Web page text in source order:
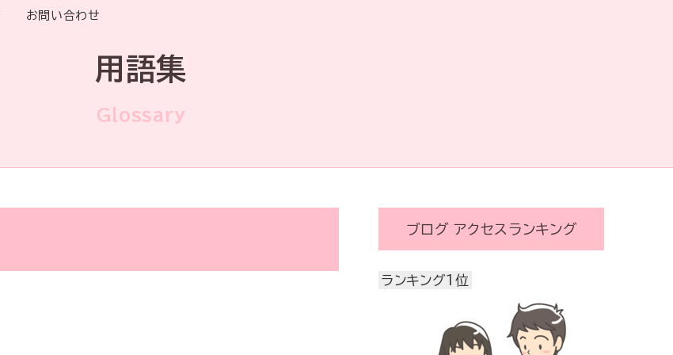
お問い合わせ
用語集
Glossary
ブログ アクセスランキング
ランキング1位